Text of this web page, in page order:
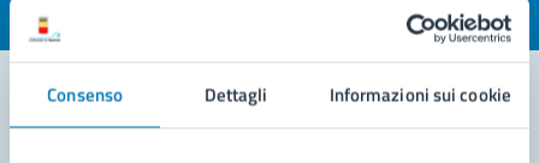
Consenso Dettagli Informazioni sui cookie
Valuta 1 stelle su 5